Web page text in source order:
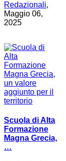
Redazionali,
Maggio 06,
2025
Scuola di Alta
Formazione
Magna Grecia,
…